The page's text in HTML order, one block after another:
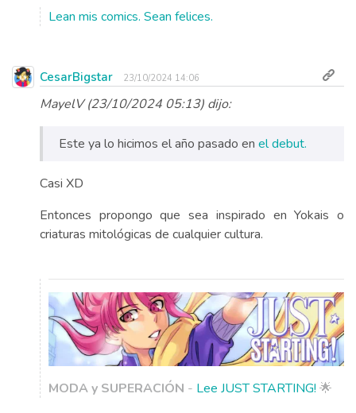
Lean mis comics. Sean felices.
CesarBigstar 23/10/2024 14:06
MayelV (23/10/2024 05:13) dijo:
Este ya lo hicimos el año pasado en el debut.
Casi XD
Entonces propongo que sea inspirado en Yokais o
criaturas mitológicas de cualquier cultura.
MODA y SUPERACIÓN - Lee JUST STARTING! 🌟